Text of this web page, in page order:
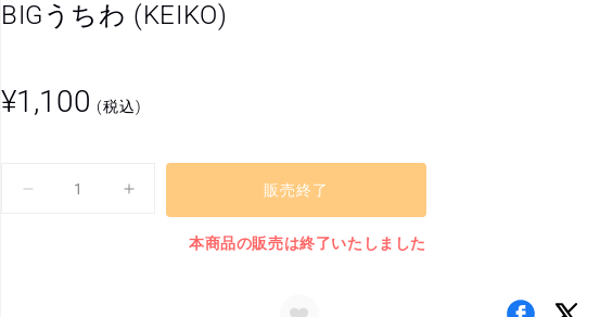
BIGうちわ (KEIKO)
通
¥1,100 (税込)
BIG
販売終了
本商品の販売は終了いたしました